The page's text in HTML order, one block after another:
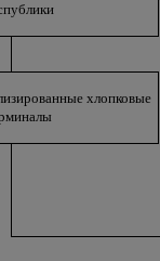
хлопковые